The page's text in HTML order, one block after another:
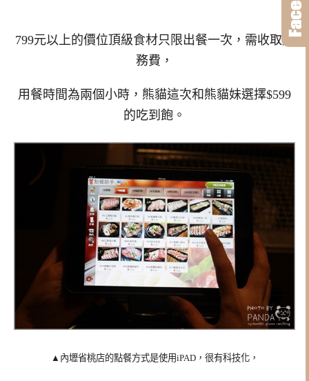
799元以上的價位頂級食材只限出餐一次，需收取服
務費，
用餐時間為兩個小時，熊貓這次和熊貓妹選擇$599
的吃到飽。
▲內壢省桃店的點餐方式是使用iPAD，很有科技化，